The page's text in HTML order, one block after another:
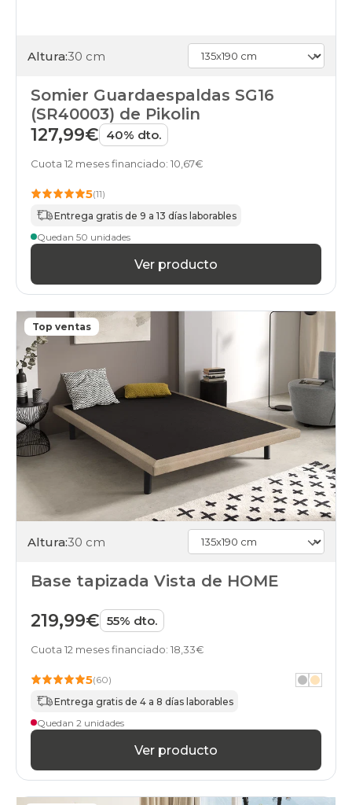
Altura:30 cm
Somier Guardaespaldas SG16
(SR40003) de Pikolin
127,99€ 40% dto.
Cuota 12 meses financiado: 10,67€
5(11)
Entrega gratis de 9 a 13 días laborables
Quedan 50 unidades
Ver producto
Top ventas
Altura:30 cm
Base tapizada Vista de HOME
219,99€ 55% dto.
Cuota 12 meses financiado: 18,33€
5(60)
Entrega gratis de 4 a 8 días laborables
Quedan 2 unidades
Ver producto